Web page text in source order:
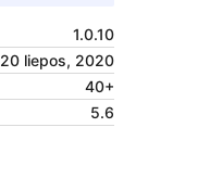
1.0.10
20 liepos, 2020
40+
5.6